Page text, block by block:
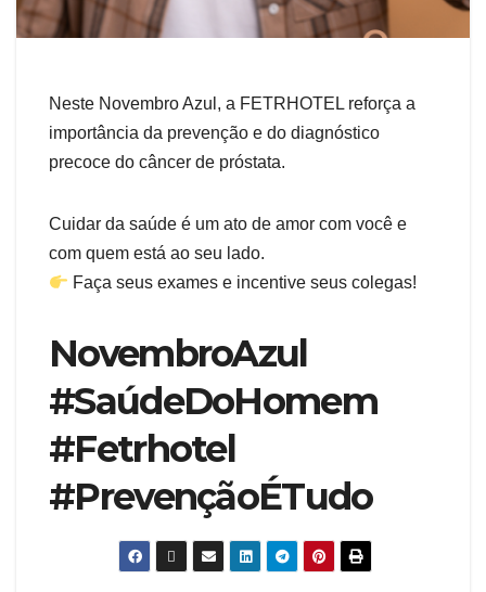
Neste Novembro Azul, a FETRHOTEL reforça a
importância da prevenção e do diagnóstico
precoce do câncer de próstata.
Cuidar da saúde é um ato de amor com você e
com quem está ao seu lado.
Faça seus exames e incentive seus colegas!
NovembroAzul
#SaúdeDoHomem
#Fetrhotel
#PrevençãoÉTudo